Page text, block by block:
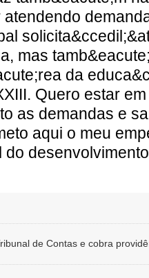
de Contas e cobra